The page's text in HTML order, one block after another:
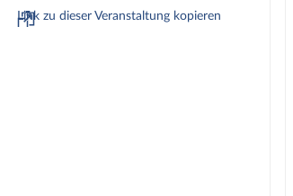
Link zu dieser Veranstaltung kopieren